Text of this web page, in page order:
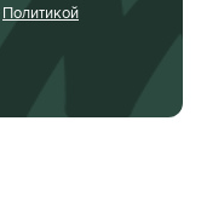
Политикой